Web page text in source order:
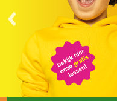
Previous